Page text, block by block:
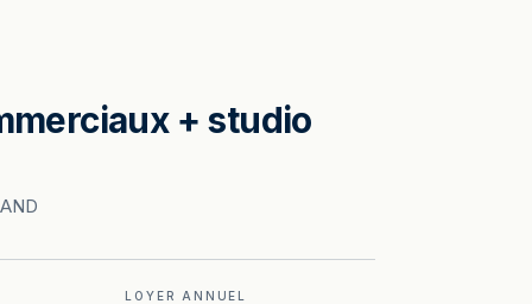
+ studio
LOYER ANNUEL